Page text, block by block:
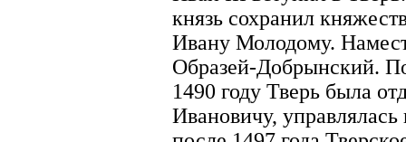
князь сохранил
Ивану Молодому.
Образей-Добрынский.
1490 году Тверь была
Ивановичу, управлялась